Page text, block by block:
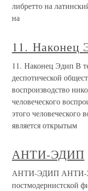
либретто на
на
11. Наконец
11. Наконец Эдип В
деспотической
воспроизводство
человеческого
этого человеческого
является открытым
АНТИ-ЭДИП
АНТИ-ЭДИП АНТИ-
постмодернистской